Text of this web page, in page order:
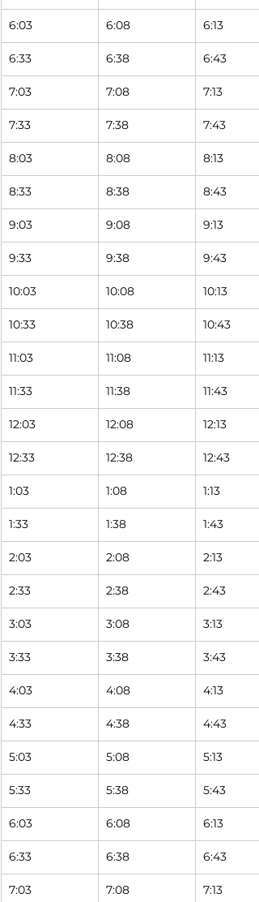
6:03 6:08 6:13
6:33 6:38 6:43
7:03 7:08 7:13
7:33 7:38 7:43
8:03 8:08 8:13
8:33 8:38 8:43
9:03 9:08 9:13
9:33 9:38 9:43
10:03 10:08 10:13
10:33 10:38 10:43
11:03 11:08 11:13
11:33 11:38 11:43
12:03 12:08 12:13
12:33 12:38 12:43
1:03 1:08 1:13
1:33 1:38 1:43
2:03 2:08 2:13
2:33 2:38 2:43
3:03 3:08 3:13
3:33 3:38 3:43
4:03 4:08 4:13
4:33 4:38 4:43
5:03 5:08 5:13
5:33 5:38 5:43
6:03 6:08 6:13
6:33 6:38 6:43
7:03 7:08 7:13